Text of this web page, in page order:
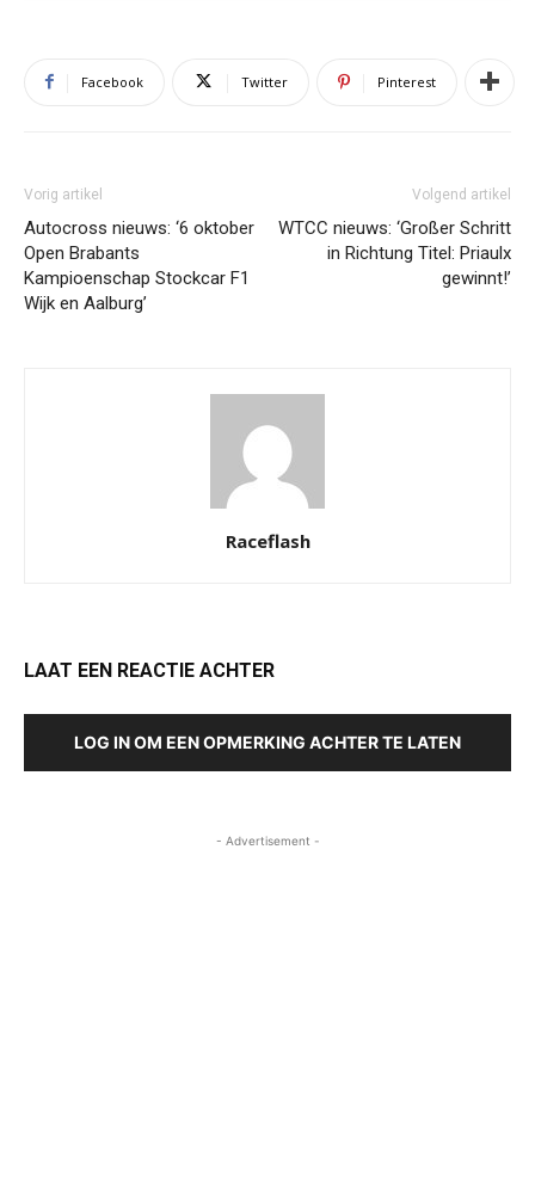
Facebook Twitter Pinterest
Vorig artikel
Autocross nieuws: ‘6 oktober
Open Brabants
Kampioenschap Stockcar F1
Wijk en Aalburg’
Volgend artikel
WTCC nieuws: ‘Großer Schritt
in Richtung Titel: Priaulx
gewinnt!’
Raceflash
LAAT EEN REACTIE ACHTER
LOG IN OM EEN OPMERKING ACHTER TE LATEN
- Advertisement -